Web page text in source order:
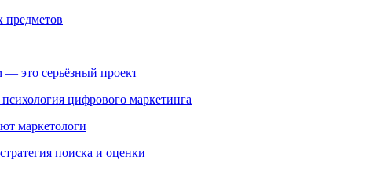
предметов
это серьёзный проект
цифрового маркетинга
маркетологи
поиска и оценки